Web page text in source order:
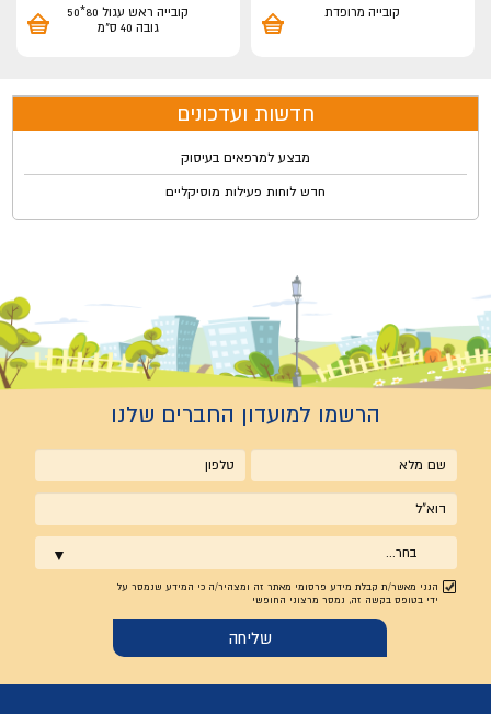
קובייה מרופדת
קובייה ראש עגול 80*50
גובה 40 ס"מ
חדשות ועדכונים
מבצע למרפאים בעיסוק
חדש לוחות פעילות מוסיקליים
הרשמו למועדון החברים שלנו
שם
מלא
טלפון
אימייל
בחר...
הנני מאשר/ת קבלת מידע פרסומי מאתר זה ומצהיר/ה כי המידע שנמסר על
ידי בטופס בקשה זה, נמסר מרצוני החופשי